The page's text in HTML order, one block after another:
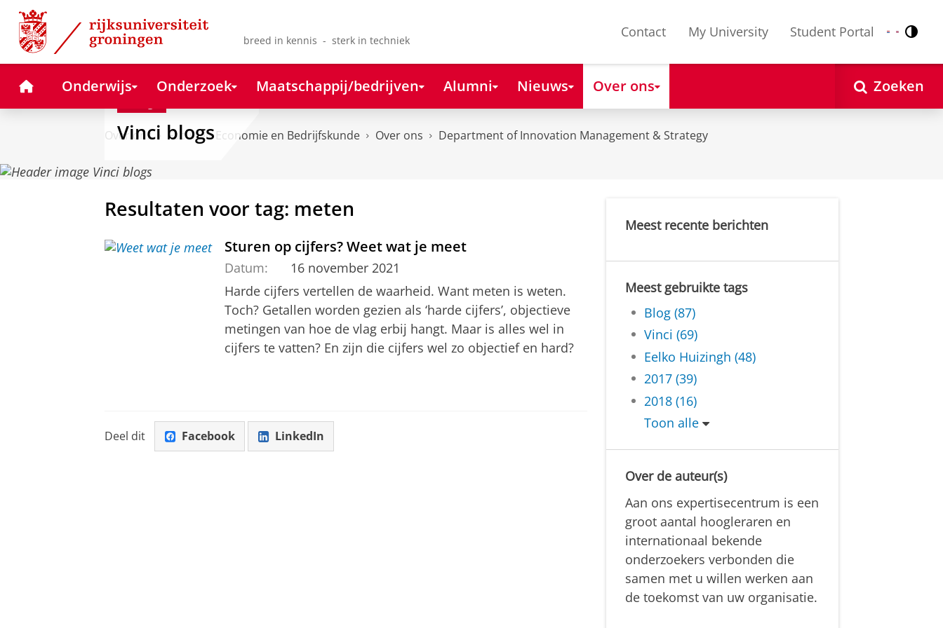
Skip
Content
Skip
Navigation
breed in kennis - sterk in techniek
Contact My University Student Portal Nederlands
English
HomeOnderwijs Onderzoek Maatschappij/bedrijven Alumni Nieuws Over ons Zoeken
Over ons Faculteit Economie en Bedrijfskunde Over ons Department of Innovation Management & Strategy
Vinci blogs
Resultaten voor tag: meten
Sturen op cijfers? Weet wat je meet
Datum:
16 november 2021
Harde cijfers vertellen de waarheid. Want meten is weten.
Toch? Getallen worden gezien als ‘harde cijfers’, objectieve
metingen van hoe de vlag erbij hangt. Maar is alles wel in
cijfers te vatten? En zijn die cijfers wel zo objectief en hard?
Deel dit Facebook LinkedIn
Meest recente berichten
Meest gebruikte tags
Blog (87)
Vinci (69)
Eelko Huizingh (48)
2017 (39)
2018 (16)
Toon alle
Over de auteur(s)
Aan ons expertisecentrum is een
groot aantal hoogleraren en
internationaal bekende
onderzoekers verbonden die
samen met u willen werken aan
de toekomst van uw organisatie.